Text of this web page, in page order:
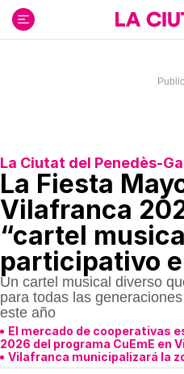
contenido
La Ciutat del Penedès-
La Fiesta
Vilafranca
“cartel
participativo
Un cartel musical diverso
para todas las
este año
El mercado de cooperativas
2026 del programa CuEmE en
Vilafranca municipalizará la